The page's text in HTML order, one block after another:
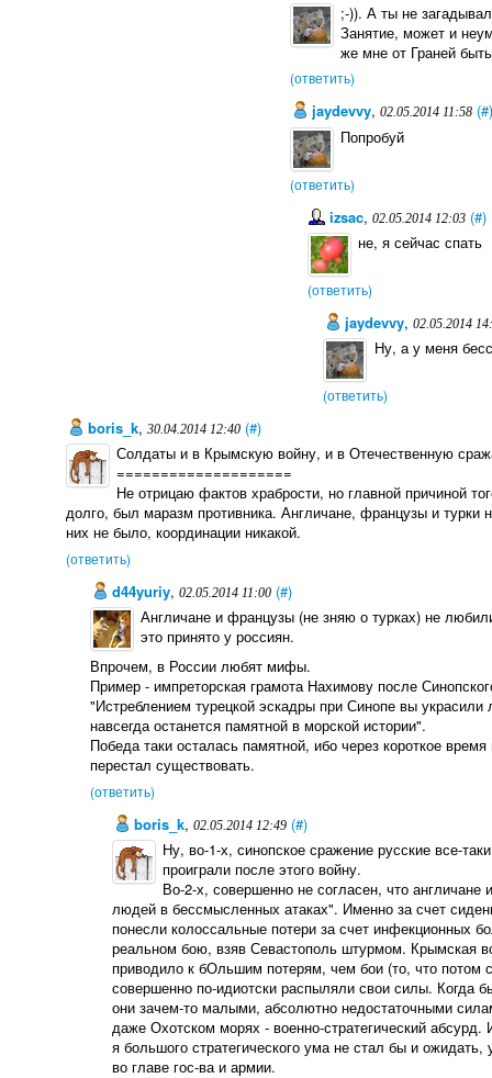
;-)). А ты не
Занятие, может и
же мне от Граней
(ответить)
jaydevvy,02.05.2014 11:58
Попробуй
(ответить)
izsac, 02.05.2014 12:03 (#)
не, я сейчас спать
(ответить)
jaydevvy,02.05.2014
Ну, а у меня
(ответить)
boris_k,30.04.2014 12:40 (#)
Солдаты и в Крымскую войну, и в Отечественную
====================
Не отрицаю фактов храбрости, но главной причиной
долго, был маразм противника. Англичане, французы и турки
них не было, координации никакой.
(ответить)
d44yuriy, 02.05.2014 11:00 (#)
Англичане и французы (не зняю о турках) не
это принято у россиян.
Впрочем, в России любят мифы.
Пример - импреторская грамота Нахимову после
"Истреблением турецкой эскадры при Синопе вы
навсегда останется памятной в морской истории".
Победа таки осталась памятной, ибо через короткое
перестал существовать.
(ответить)
boris_k,02.05.2014 12:49 (#)
Ну, во-1-х, синопское сражение русские все-
проиграли после этого войну.
Во-2-х, совершенно не согласен, что
людей в бессмысленных атаках". Именно за счет
понесли колоссальные потери за счет инфекционных
реальном бою, взяв Севастополь штурмом. Крымская
приводило к бОльшим потерям, чем бои (то, что потом
совершенно по-идиотски распыляли свои силы. Когда
они зачем-то малыми, абсолютно недостаточными
даже Охотском морях - военно-стратегический
я большого стратегического ума не стал бы и
во главе гос-ва и армии.